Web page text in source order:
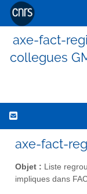
axe-fact-
collegues
axe-fact-
Objet : Liste
impliques dans